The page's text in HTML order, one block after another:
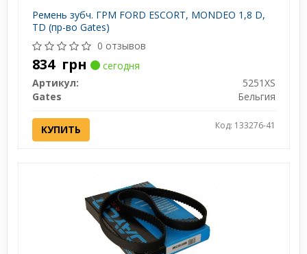
Ремень зубч. ГРМ FORD ESCORT, MONDEO 1,8 D,
TD (пр-во Gates)
0 отзывов
834 грн
сегодня
Артикул:
5251XS
Gates
Бельгия
КУПИТЬ Код: 133276-41